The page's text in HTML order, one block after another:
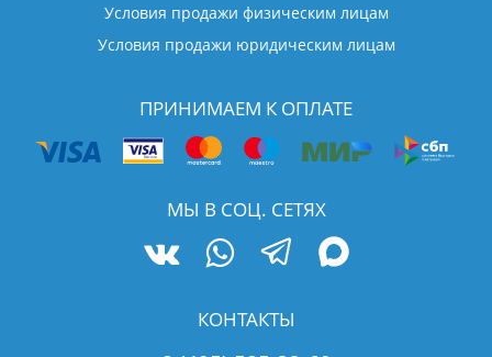
Условия продажи физическим лицам
Условия продажи юридическим лицам
ПРИНИМАЕМ К ОПЛАТЕ
МЫ В СОЦ. СЕТЯХ
КОНТАКТЫ